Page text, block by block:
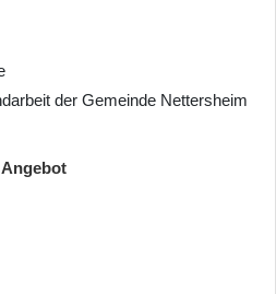
der Gemeinde Nettersheim